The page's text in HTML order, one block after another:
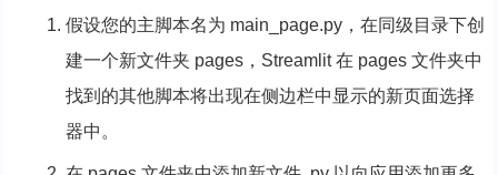
假设您的主脚本名为 main_page.py，在同级目录下创
建一个新文件夹 pages，Streamlit 在 pages 文件夹中
找到的其他脚本将出现在侧边栏中显示的新页面选择
器中。